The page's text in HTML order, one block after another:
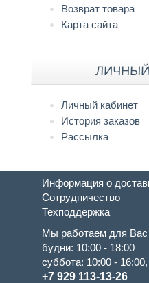
Возврат товара
Карта сайта
Личный кабинет
История заказов
Рассылка
Информация о
Сотрудничество
Техподдержка
Мы работаем для Вас
будни: 10:00 - 18:00
суббота: 10:00 -
+7 929 113-13-26